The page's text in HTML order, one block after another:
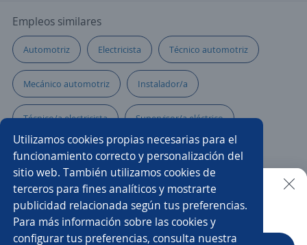
Utilizamos cookies propias necesarias para el
funcionamiento correcto y personalización del
sitio web. También utilizamos cookies de
terceros para fines analíticos y mostrarte
publicidad relacionada según tus preferencias.
Para más información sobre las cookies y
configurar tus preferencias, consulta nuestra
Empleos similares
Automotriz Electricista Técnico automotriz
Mecánico automotriz Instalador/a
Técnico/a electricista Supervisor/a eléctrico
Técnico/a electromecánico
Técnico/a en telecomunicaciones
Electricista de mantenimiento Eléctrico/a
Buscar es más fácil en la app